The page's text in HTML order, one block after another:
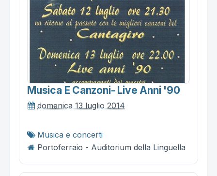
Musica E Canzoni- Live Anni '90
domenica 13 luglio 2014
Musica e concerti
Portoferraio - Auditorium della Linguella